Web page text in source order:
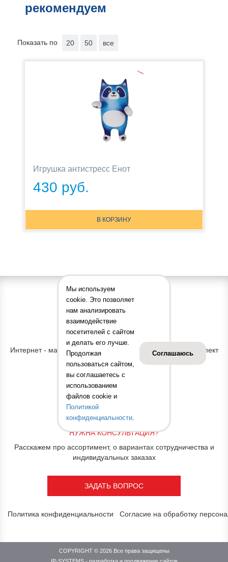
рекомендуем
Показать по 20 50 все
Игрушка антистресс Енот
430 руб.
В КОРЗИНУ
АДРЕС ОФИСА
Интернет - магазин "Принт Тойс" Россия, г. Иваново, проспект
Строителей, д. 31
КОНТАКТНЫЕ ДАННЫЕ
8 (800) 775-46-43
info@printoys.ru
НУЖНА КОНСУЛЬТАЦИЯ?
Расскажем про ассортимент, о вариантах сотрудничества и
индивидуальных заказах
ЗАДАТЬ ВОПРОС
Политика конфиденциальности Согласие на обработку
COPYRIGHT © 2026 Все права защищены
Мы используем
cookie. Это позволяет
нам анализировать
взаимодействие
посетителей с сайтом
и делать его лучше.
Продолжая
пользоваться сайтом,
вы соглашаетесь с
использованием
файлов cookie и
Политикой
конфиденциальности
Соглашаюсь